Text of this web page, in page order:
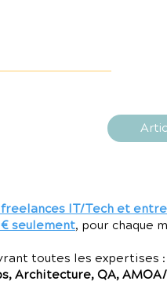
IT/Tech et
seulement, pour chaque
toutes les expertises :
Architecture, QA,